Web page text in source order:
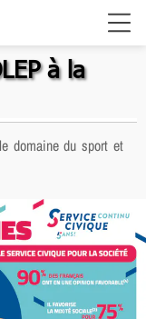
à la
domaine du sport et